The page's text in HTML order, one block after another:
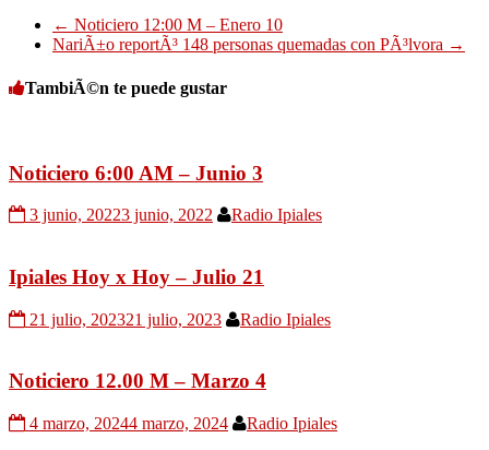
← Noticiero 12:00 M – Enero 10
NariÃ±o reportÃ³ 148 personas quemadas con PÃ³lvora →
TambiÃ©n te puede gustar
Noticiero 6:00 AM – Junio 3
3 junio, 20223 junio, 2022 Radio Ipiales
Ipiales Hoy x Hoy – Julio 21
21 julio, 202321 julio, 2023 Radio Ipiales
Noticiero 12.00 M – Marzo 4
4 marzo, 20244 marzo, 2024 Radio Ipiales